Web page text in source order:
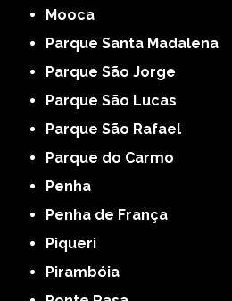
Mooca
Parque Santa Madalena
Parque São Jorge
Parque São Lucas
Parque São Rafael
Parque do Carmo
Penha
Penha de França
Piqueri
Pirambóia